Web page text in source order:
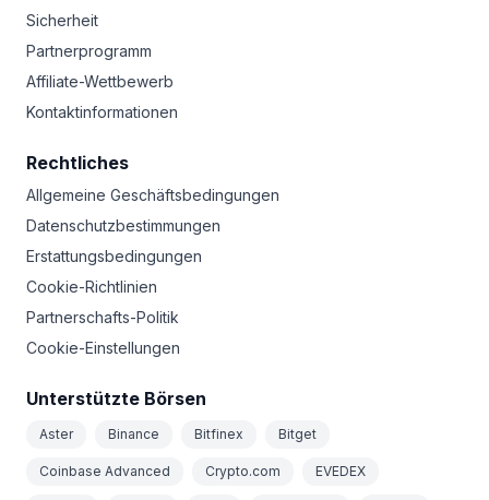
Sicherheit
Partnerprogramm
Affiliate-Wettbewerb
Kontaktinformationen
Rechtliches
Allgemeine Geschäftsbedingungen
Datenschutzbestimmungen
Erstattungsbedingungen
Cookie-Richtlinien
Partnerschafts-Politik
Cookie-Einstellungen
Unterstützte Börsen
Aster Binance Bitfinex Bitget
Coinbase Advanced Crypto.com EVEDEX